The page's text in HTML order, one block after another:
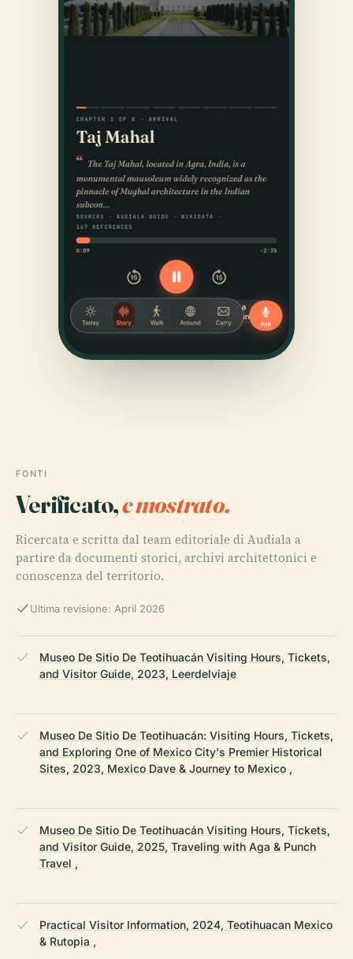
FONTI
Verificato,e mostrato.
Ricercata e scritta dal team editoriale di Audiala a
partire da documenti storici, archivi architettonici e
conoscenza del territorio.
Ultima revisione: April 2026
Museo De Sitio De Teotihuacán Visiting Hours, Tickets,
and Visitor Guide, 2023, Leerdelviaje
Museo De Sitio De Teotihuacán: Visiting Hours, Tickets,
and Exploring One of Mexico City's Premier Historical
Sites, 2023, Mexico Dave & Journey to Mexico ,
Museo De Sitio De Teotihuacán Visiting Hours, Tickets,
and Visitor Guide, 2025, Traveling with Aga & Punch
Travel ,
Practical Visitor Information, 2024, Teotihuacan Mexico
& Rutopia ,